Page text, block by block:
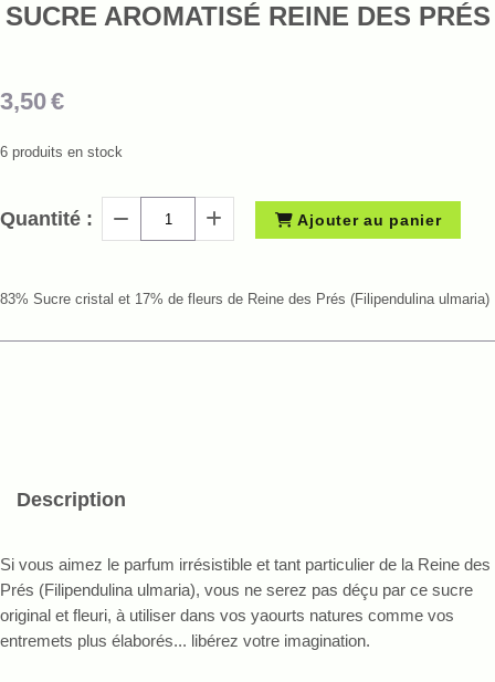
SUCRE AROMATISÉ REINE DES PRÉS
3,50€
6 produits en stock
Quantité : Ajouter au panier
83% Sucre cristal et 17% de fleurs de Reine des Prés (Filipendulina ulmaria)
Description
Si vous aimez le parfum irrésistible et tant particulier de la Reine des
Prés (Filipendulina ulmaria), vous ne serez pas déçu par ce sucre
original et fleuri, à utiliser dans vos yaourts natures comme vos
entremets plus élaborés... libérez votre imagination.